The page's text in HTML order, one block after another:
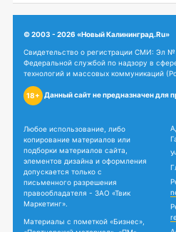
© 2003 - 2026 «Новый Калининград.Ru»
Свидетельство о регистрации СМИ: Эл
Федеральной службой по надзору в
технологий и массовых коммуникаций
18+ Данный сайт не предназначен для
Любое использование, либо
копирование материалов или
подборки материалов сайта,
элементов дизайна и оформления
допускается только с
письменного разрешения
правообладателя - ЗАО «Твик
Маркетинг».
Материалы с пометкой «Бизнес»,